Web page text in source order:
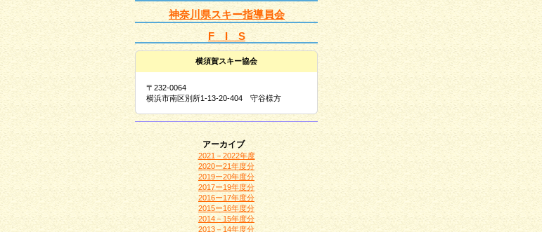
神奈川県スキー指導員会
F I S
横須賀スキー協会
〒232-0064
横浜市南区別所1-13-20-404 守谷様方
アーカイブ
2021－2022年度
2020ー21年度分
2019ー20年度分
2017ー19年度分
2016ー17年度分
2015ー16年度分
2014－15年度分
2013－14年度分